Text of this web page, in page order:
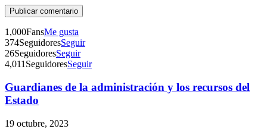
1,000FansMe gusta
374SeguidoresSeguir
26SeguidoresSeguir
4,011 SeguidoresSeguir
Guardianes de la administración y los recursos del
Estado
19 octubre, 2023